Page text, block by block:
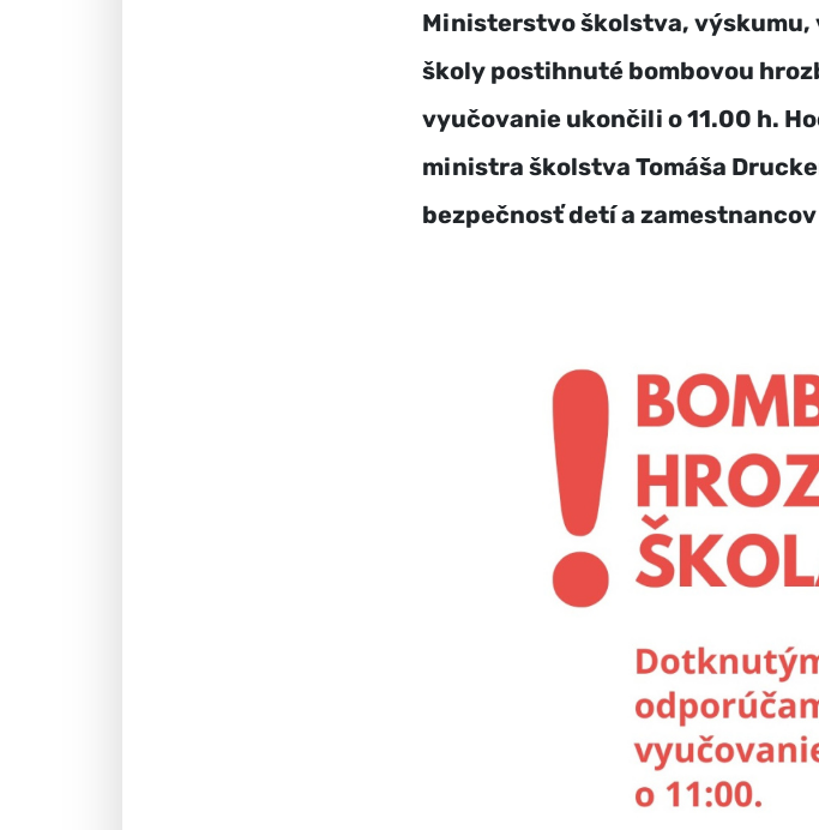
Ministerstvo školstva, výskumu,
školy postihnuté bombovou
vyučovanie ukončili o 11.00 h.
ministra školstva Tomáša
bezpečnosť detí a